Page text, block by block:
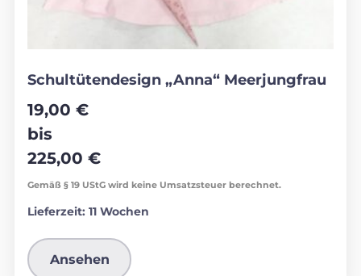
Schultütendesign „Anna“ Meerjungfrau
19,00 €
bis
225,00 €
Gemäß § 19 UStG wird keine Umsatzsteuer berechnet.
Lieferzeit: 11 Wochen
Ansehen